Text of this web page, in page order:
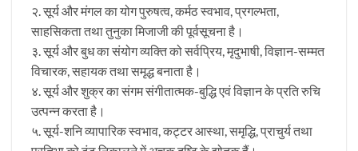
२. सूर्य और मंगल का योग पुरुषत्व, कर्मठ स्वभाव, प्रगल्भता,
साहसिकता तथा तुनुका मिजाजी की पूर्वसूचना है।
३. सूर्य और बुध का संयोग व्यक्ति को सर्वप्रिय, मृदुभाषी, विज्ञान-सम्मत
विचारक, सहायक तथा समृद्ध बनाता है।
४. सूर्य और शुक्र का संगम संगीतात्मक-बुद्धि एवं विज्ञान के प्रति रुचि
उत्पन्न करता है।
५. सूर्य-शनि व्यापारिक स्वभाव, कट्टर आस्था, समृद्धि, प्राचुर्य तथा